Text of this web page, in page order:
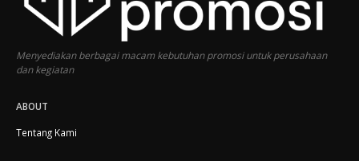
Menyediakan berbagai macam kebutuhan promosi untuk perusahaan
dan kegiatan
ABOUT
Tentang Kami